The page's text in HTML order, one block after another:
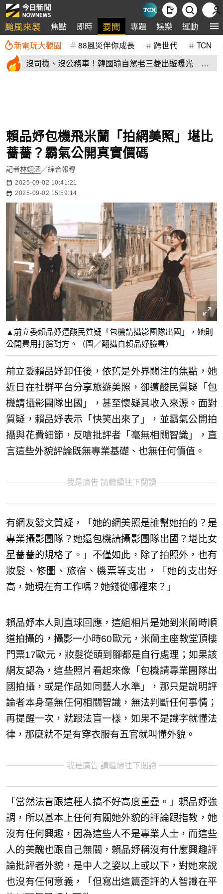
颱風來襲 焦點 即時 要聞 專題 娛樂 運動 全
新電玩大觀園 88風災伴你成長 跨世代 TCN
沒司機、沒公務車！韓國瑜自駕老三菱出遊曝光 私
賴品妤包機飛米蘭「拍網美照」堪比
薔薔？霸氣公開真實價碼
記者林翊涵 ／綜合報導
2025-09-02 10:41:21
2025-09-02 15:59:14
▲前立委賴品妤遭酸民質疑「包機請攝影團隊出國」，她則
公開費用打臉對方。（圖／翻攝自賴品妤臉書）
前立委賴品妤卸任後，依舊是外界關注的焦點，她
近日在社群平台分享旅遊美照，卻遭酸民質疑「包
機請攝影團隊出國」，甚至懷疑其收入來源。面對
質疑，賴品妤表示「快笑出來了」，並霸氣公開拍
攝與花費細節，反嗆批評者「毫無相關智識」，直
言這些外貌評論既無專業基礎、也無任何價值。
我是廣告 請繼續往下閱讀
有網友發文質疑，「她的網美照是誰幫她拍的？是
專業攝影團隊？她還包機請攝影團隊出國？堪比女
星薔薔的規格了。」不僅如此，除了拍照外，也有
妝髮、修圖、旅宿、機票等支出，「她的支出好
高，她現在有工作嗎？她錢從哪裡來？」
賴品妤本人則直球回應，這組相片是她到米蘭時順
道拍攝的，攝影一小時60歐元，米蘭主座教堂頂樓
門票17歐元，妝髮從頭到腳都是自行處理；如果該
網友認為，這些照片看起來像「包機請專業團隊出
國拍攝，或是作品如同藝人水準」，那只是說明評
論者本身毫無任何相關智識，無法判斷任何事情；
再提醒一次，就跟法盲一樣，如果不是識字就懂法
律，那麼就不是有穿衣服有五官就叫懂外貌。
我是廣告 請繼續往下閱讀
「當然法盲跟這種人搞不好高度重疊。」賴品妤強
調，所以基本上任何有關她外貌的評論跟指教，她
沒有任何興趣，因為這些人不是專業人士，而這些
人的美醜也跟自己無關，賴品妤稱沒有什麼興趣評
論批評者外貌，是中人之姿以上或以下，對她來說
也沒有任何意義，「但寫出這篇歪評的人智識在平